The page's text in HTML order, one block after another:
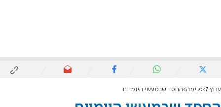
ערוץ 7 פנימה החסד שבמעשי היומיום